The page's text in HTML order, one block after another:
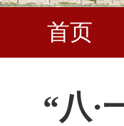
首页
“八·